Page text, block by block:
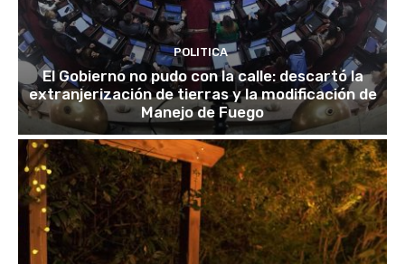
POLITICA
El Gobierno no pudo con la calle: descartó la
extranjerización de tierras y la modificación de
Manejo de Fuego